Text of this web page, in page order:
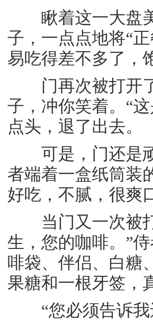
瞅着这一大盘美
子，一点点地将“
易吃得差不多了，
门再次被打开了
子，冲你笑着。“
点头，退了出去。
可是，门还是顽
者端着一盒纸筒装
好吃，不腻，很爽
当门又一次被打
生，您的咖啡。”
啡袋、伴侣、白糖
果糖和一根牙签，
“您必须告诉我